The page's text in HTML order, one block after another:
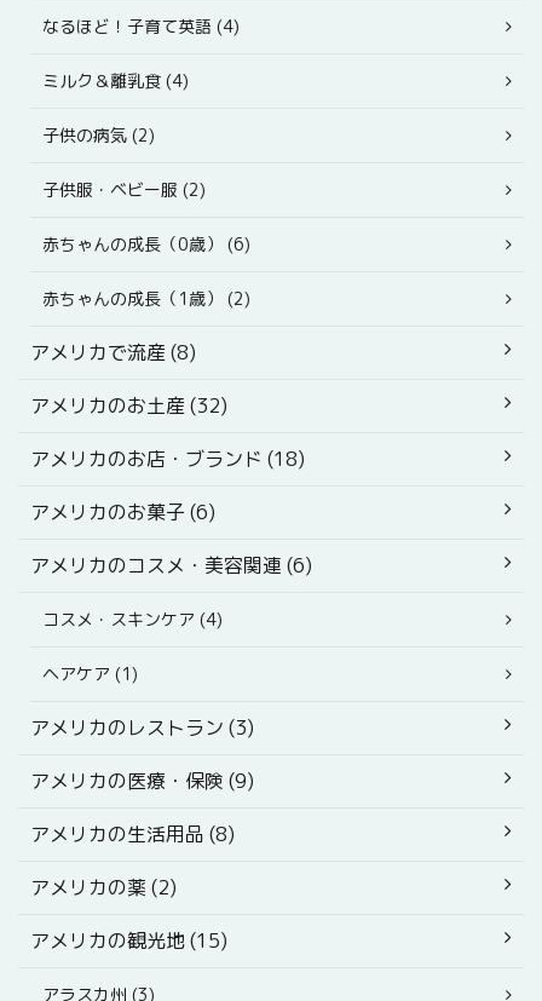
なるほど！子育て英語 (4)
ミルク＆離乳食 (4)
子供の病気 (2)
子供服・ベビー服 (2)
赤ちゃんの成長（0歳） (6)
赤ちゃんの成長（1歳） (2)
アメリカで流産 (8)
アメリカのお土産 (32)
アメリカのお店・ブランド (18)
アメリカのお菓子 (6)
アメリカのコスメ・美容関連 (6)
コスメ・スキンケア (4)
ヘアケア (1)
アメリカのレストラン (3)
アメリカの医療・保険 (9)
アメリカの生活用品 (8)
アメリカの薬 (2)
アメリカの観光地 (15)
アラスカ州 (3)